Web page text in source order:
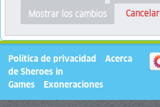
Mostrar los cambios
Cancelar
Política de privacidad
Acerca
de Sheroes in
Games
Exoneraciones